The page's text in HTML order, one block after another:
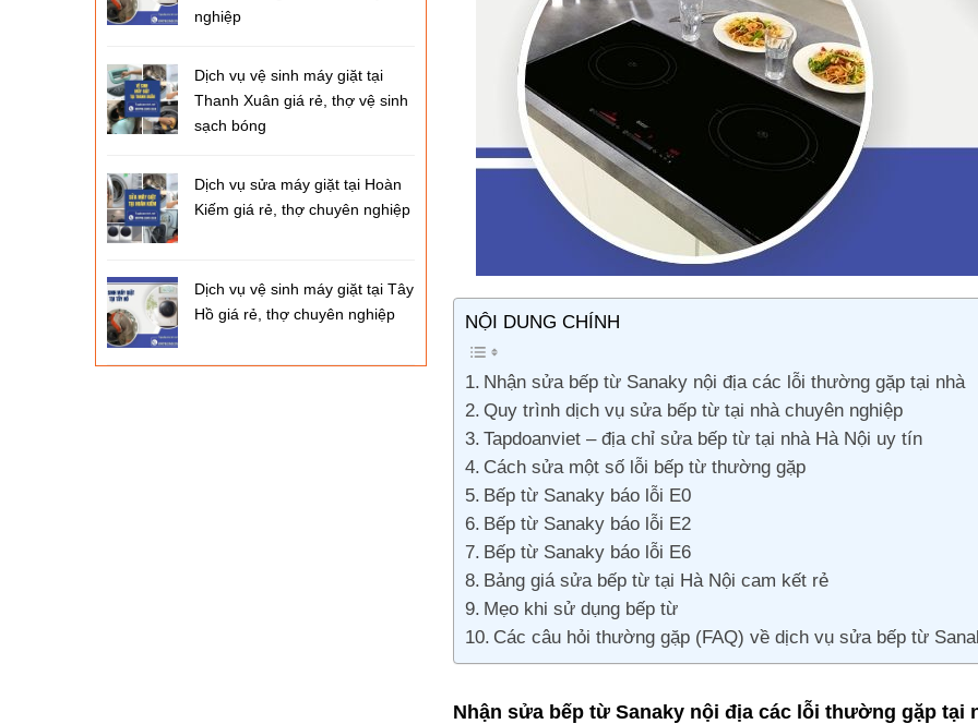
NỘI DUNG CHÍNH
Nhận sửa bếp từ Sanaky nội địa các lỗi thường gặp tại nhà
Quy trình dịch vụ sửa bếp từ tại nhà chuyên nghiệp
Tapdoanviet – địa chỉ sửa bếp từ tại nhà Hà Nội uy tín
Cách sửa một số lỗi bếp từ thường gặp
Bếp từ Sanaky báo lỗi E0
Bếp từ Sanaky báo lỗi E2
Bếp từ Sanaky báo lỗi E6
Bảng giá sửa bếp từ tại Hà Nội cam kết rẻ
Mẹo khi sử dụng bếp từ
Các câu hỏi thường gặp (FAQ) về dịch vụ sửa bếp từ
Nhận sửa bếp từ Sanaky nội địa các lỗi thường gặp tại
nghiệp
Dịch vụ vệ sinh máy giặt tại
Thanh Xuân giá rẻ, thợ vệ sinh
sạch bóng
Dịch vụ sửa máy giặt tại Hoàn
Kiếm giá rẻ, thợ chuyên nghiệp
Dịch vụ vệ sinh máy giặt tại Tây
Hồ giá rẻ, thợ chuyên nghiệp